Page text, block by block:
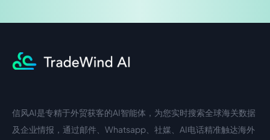
中文入口
信风AI是专精于外贸获客的AI智能体，为您实时搜索全球海关数据
及企业情报，通过邮件、Whatsapp、社媒、AI电话精准触达海外